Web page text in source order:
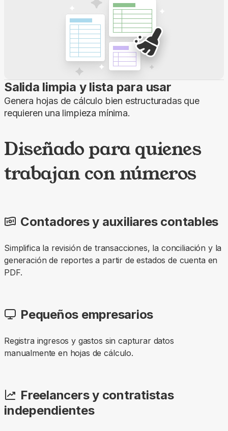
Salida limpia y lista para usar
Genera hojas de cálculo bien estructuradas que
requieren una limpieza mínima.
Diseñado para quienes
trabajan con números
Contadores y auxiliares contables
Simplifica la revisión de transacciones, la conciliación y la
generación de reportes a partir de estados de cuenta en
PDF.
Pequeños empresarios
Registra ingresos y gastos sin capturar datos
manualmente en hojas de cálculo.
Freelancers y contratistas
independientes